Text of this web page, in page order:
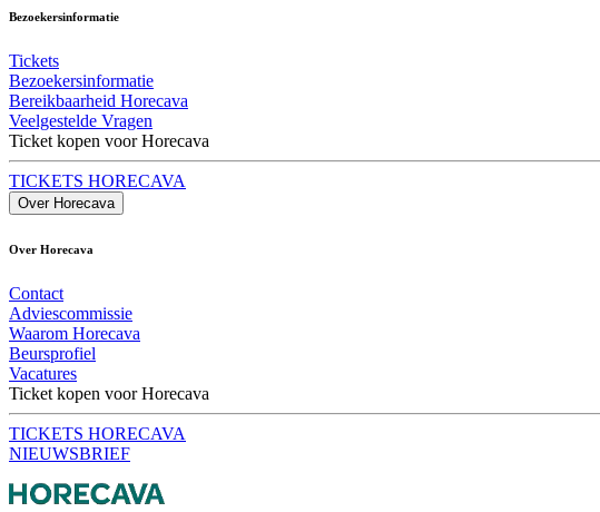
Bezoekersinformatie
Tickets
Bezoekersinformatie
Bereikbaarheid Horecava
Veelgestelde Vragen
Ticket kopen voor Horecava
TICKETS HORECAVA
Over Horecava
Over Horecava
Contact
Adviescommissie
Waarom Horecava
Beursprofiel
Vacatures
Ticket kopen voor Horecava
TICKETS HORECAVA
NIEUWSBRIEF